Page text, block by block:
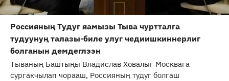
Россияның Тудуг яамызы Тыва чуртталга
тудуунуң талазы-биле улуг чедиишкиннерлиг
болганын демдеглээн
Тываның Баштыңы Владислав Ховалыг Москвага
сургакчылап чорааш, Россияның тудуг болгаш